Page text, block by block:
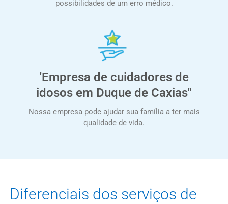
possibilidades de um erro médico.
'Empresa de cuidadores de
idosos em Duque de Caxias"
Nossa empresa pode ajudar sua família a ter mais
qualidade de vida.
Diferenciais dos serviços de